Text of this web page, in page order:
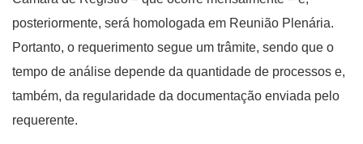
posteriormente, será homologada em Reunião Plenária.
Portanto, o requerimento segue um trâmite, sendo que o
tempo de análise depende da quantidade de processos e,
também, da regularidade da documentação enviada pelo
requerente.